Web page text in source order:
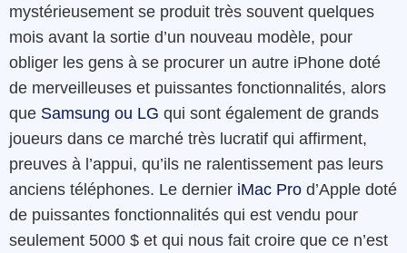
mystérieusement se produit très souvent quelques
mois avant la sortie d’un nouveau modèle, pour
obliger les gens à se procurer un autre iPhone doté
de merveilleuses et puissantes fonctionnalités, alors
que Samsung ou LG qui sont également de grands
joueurs dans ce marché très lucratif qui affirment,
preuves à l’appui, qu’ils ne ralentissement pas leurs
anciens téléphones. Le dernier iMac Pro d’Apple doté
de puissantes fonctionnalités qui est vendu pour
seulement 5000 $ et qui nous fait croire que ce n’est